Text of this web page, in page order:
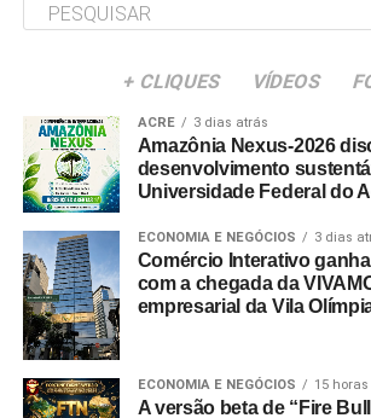
+ CLIQUES VÍDEOS
ACRE 3 dias atrás
Amazônia Nexus-2026
desenvolvimento
Universidade Federal do
ECONOMIA E NEGÓCIOS 3 dias
Comércio Interativo
com a chegada da
empresarial da Vila
ECONOMIA E NEGÓCIOS 15
A versão beta de “Fire